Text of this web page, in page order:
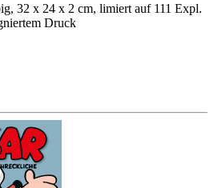
32 x 24 x 2 cm, limiert auf 111 Expl.
Druck